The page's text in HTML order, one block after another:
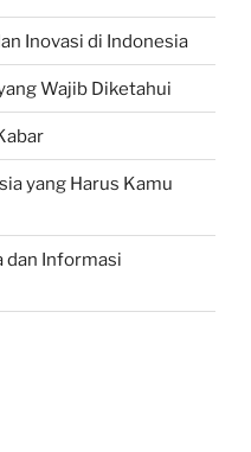
Inovasi di Indonesia
Wajib Diketahui
yang Harus Kamu
dan Informasi